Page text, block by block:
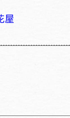
屋